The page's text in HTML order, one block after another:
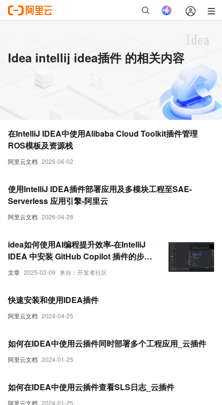
Idea intellij idea插件 的相关内容
阿里云文档 2026-06-02
在IntelliJ IDEA中使用Alibaba Cloud Toolkit插件管理
ROS模板及资源栈
阿里云文档 2026-04-28
使用IntelliJ IDEA插件部署应用及多模块工程至SAE-
Serverless 应用引擎-阿里云
文章 2025-02-09 来自：开发者社区
idea如何使用AI编程提升效率-在IntelliJ
IDEA 中安装 GitHub Copilot 插件的步骤-
卓伊凡
阿里云文档 2024-04-25
快速安装和使用IDEA插件
阿里云文档 2024-01-25
如何在IDEA中使用云插件同时部署多个工程应用_云插件
阿里云文档 2024-01-25
如何在IDEA中使用云插件查看SLS日志_云插件